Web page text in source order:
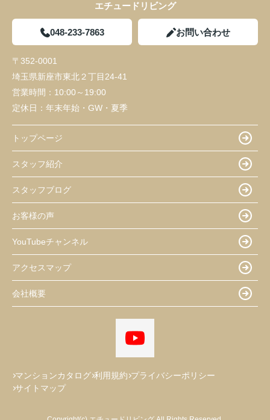
エチュードリビング
048-233-7863 お問い合わせ
〒352-0001
埼玉県新座市東北２丁目24-41
営業時間： 10:00～19:00
定休日： 年末年始・GW・夏季
トップページ
スタッフ紹介
スタッフブログ
お客様の声
YouTubeチャンネル
アクセスマップ
会社概要
マンションカタログ 利用規約 プライバシーポリシー
サイトマップ